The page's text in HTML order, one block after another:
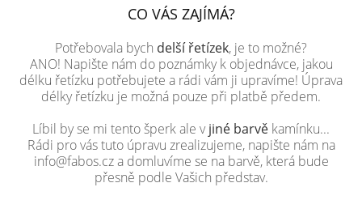
CO VÁS ZAJÍMÁ?
Potřebovala bych delší řetízek, je to možné?
ANO! Napište nám do poznámky k objednávce, jakou
délku řetízku potřebujete a rádi vám ji upravíme! Úprava
délky řetízku je možná pouze při platbě předem.
Líbil by se mi tento šperk ale vjiné barvě kamínku...
Rádi pro vás tuto úpravu zrealizujeme, napište nám na
info@fabos.cz a domluvíme se na barvě, která bude
přesně podle Vašich představ.